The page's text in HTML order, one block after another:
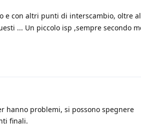
e con altri punti di interscambio, oltre
... Un piccolo isp ,sempre secondo
hanno problemi, si possono spegnere
finali.